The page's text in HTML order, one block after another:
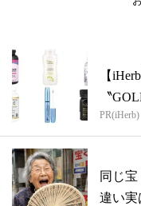
【
〝
PR(iHerb)
同じ
違い実